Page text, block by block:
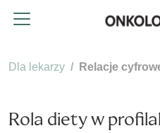
Dla lekarzy Relacje
Rola diety w